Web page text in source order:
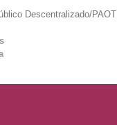
Descentralizado/PAOT